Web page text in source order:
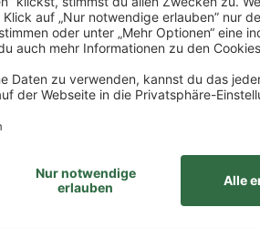
Einzelhandelsprozessen
– bis du schließlich selbst